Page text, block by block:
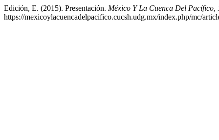
Edición, E. (2015). Presentación. México Y La Cuenca Del Pacífico,
https://mexicoylacuencadelpacifico.cucsh.udg.mx/index.php/mc/